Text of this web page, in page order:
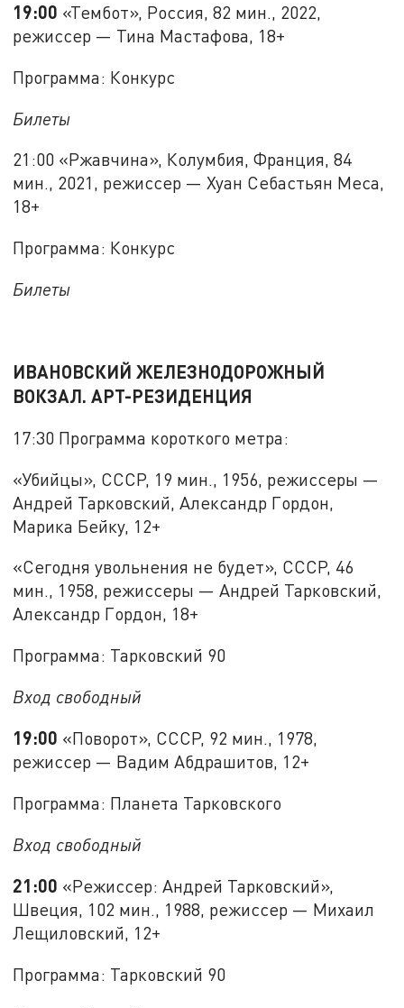
19:00 «Тембот», Россия, 82 мин., 2022,
режиссер — Тина Мастафова, 18+
Программа: Конкурс
Билеты
21:00 «Ржавчина», Колумбия, Франция, 84
мин., 2021, режиссер — Хуан Себастьян Меса,
18+
Программа: Конкурс
Билеты
ИВАНОВСКИЙ ЖЕЛЕЗНОДОРОЖНЫЙ
ВОКЗАЛ. АРТ-РЕЗИДЕНЦИЯ
17:30 Программа короткого метра:
«Убийцы», СССР, 19 мин., 1956, режиссеры —
Андрей Тарковский, Александр Гордон,
Марика Бейку, 12+
«Сегодня увольнения не будет», СССР, 46
мин., 1958, режиссеры — Андрей Тарковский,
Александр Гордон, 18+
Программа: Тарковский 90
Вход свободный
19:00 «Поворот», СССР, 92 мин., 1978,
режиссер — Вадим Абдрашитов, 12+
Программа: Планета Тарковского
Вход свободный
21:00 «Режиссер: Андрей Тарковский»,
Швеция, 102 мин., 1988, режиссер — Михаил
Лещиловский, 12+
Программа: Тарковский 90